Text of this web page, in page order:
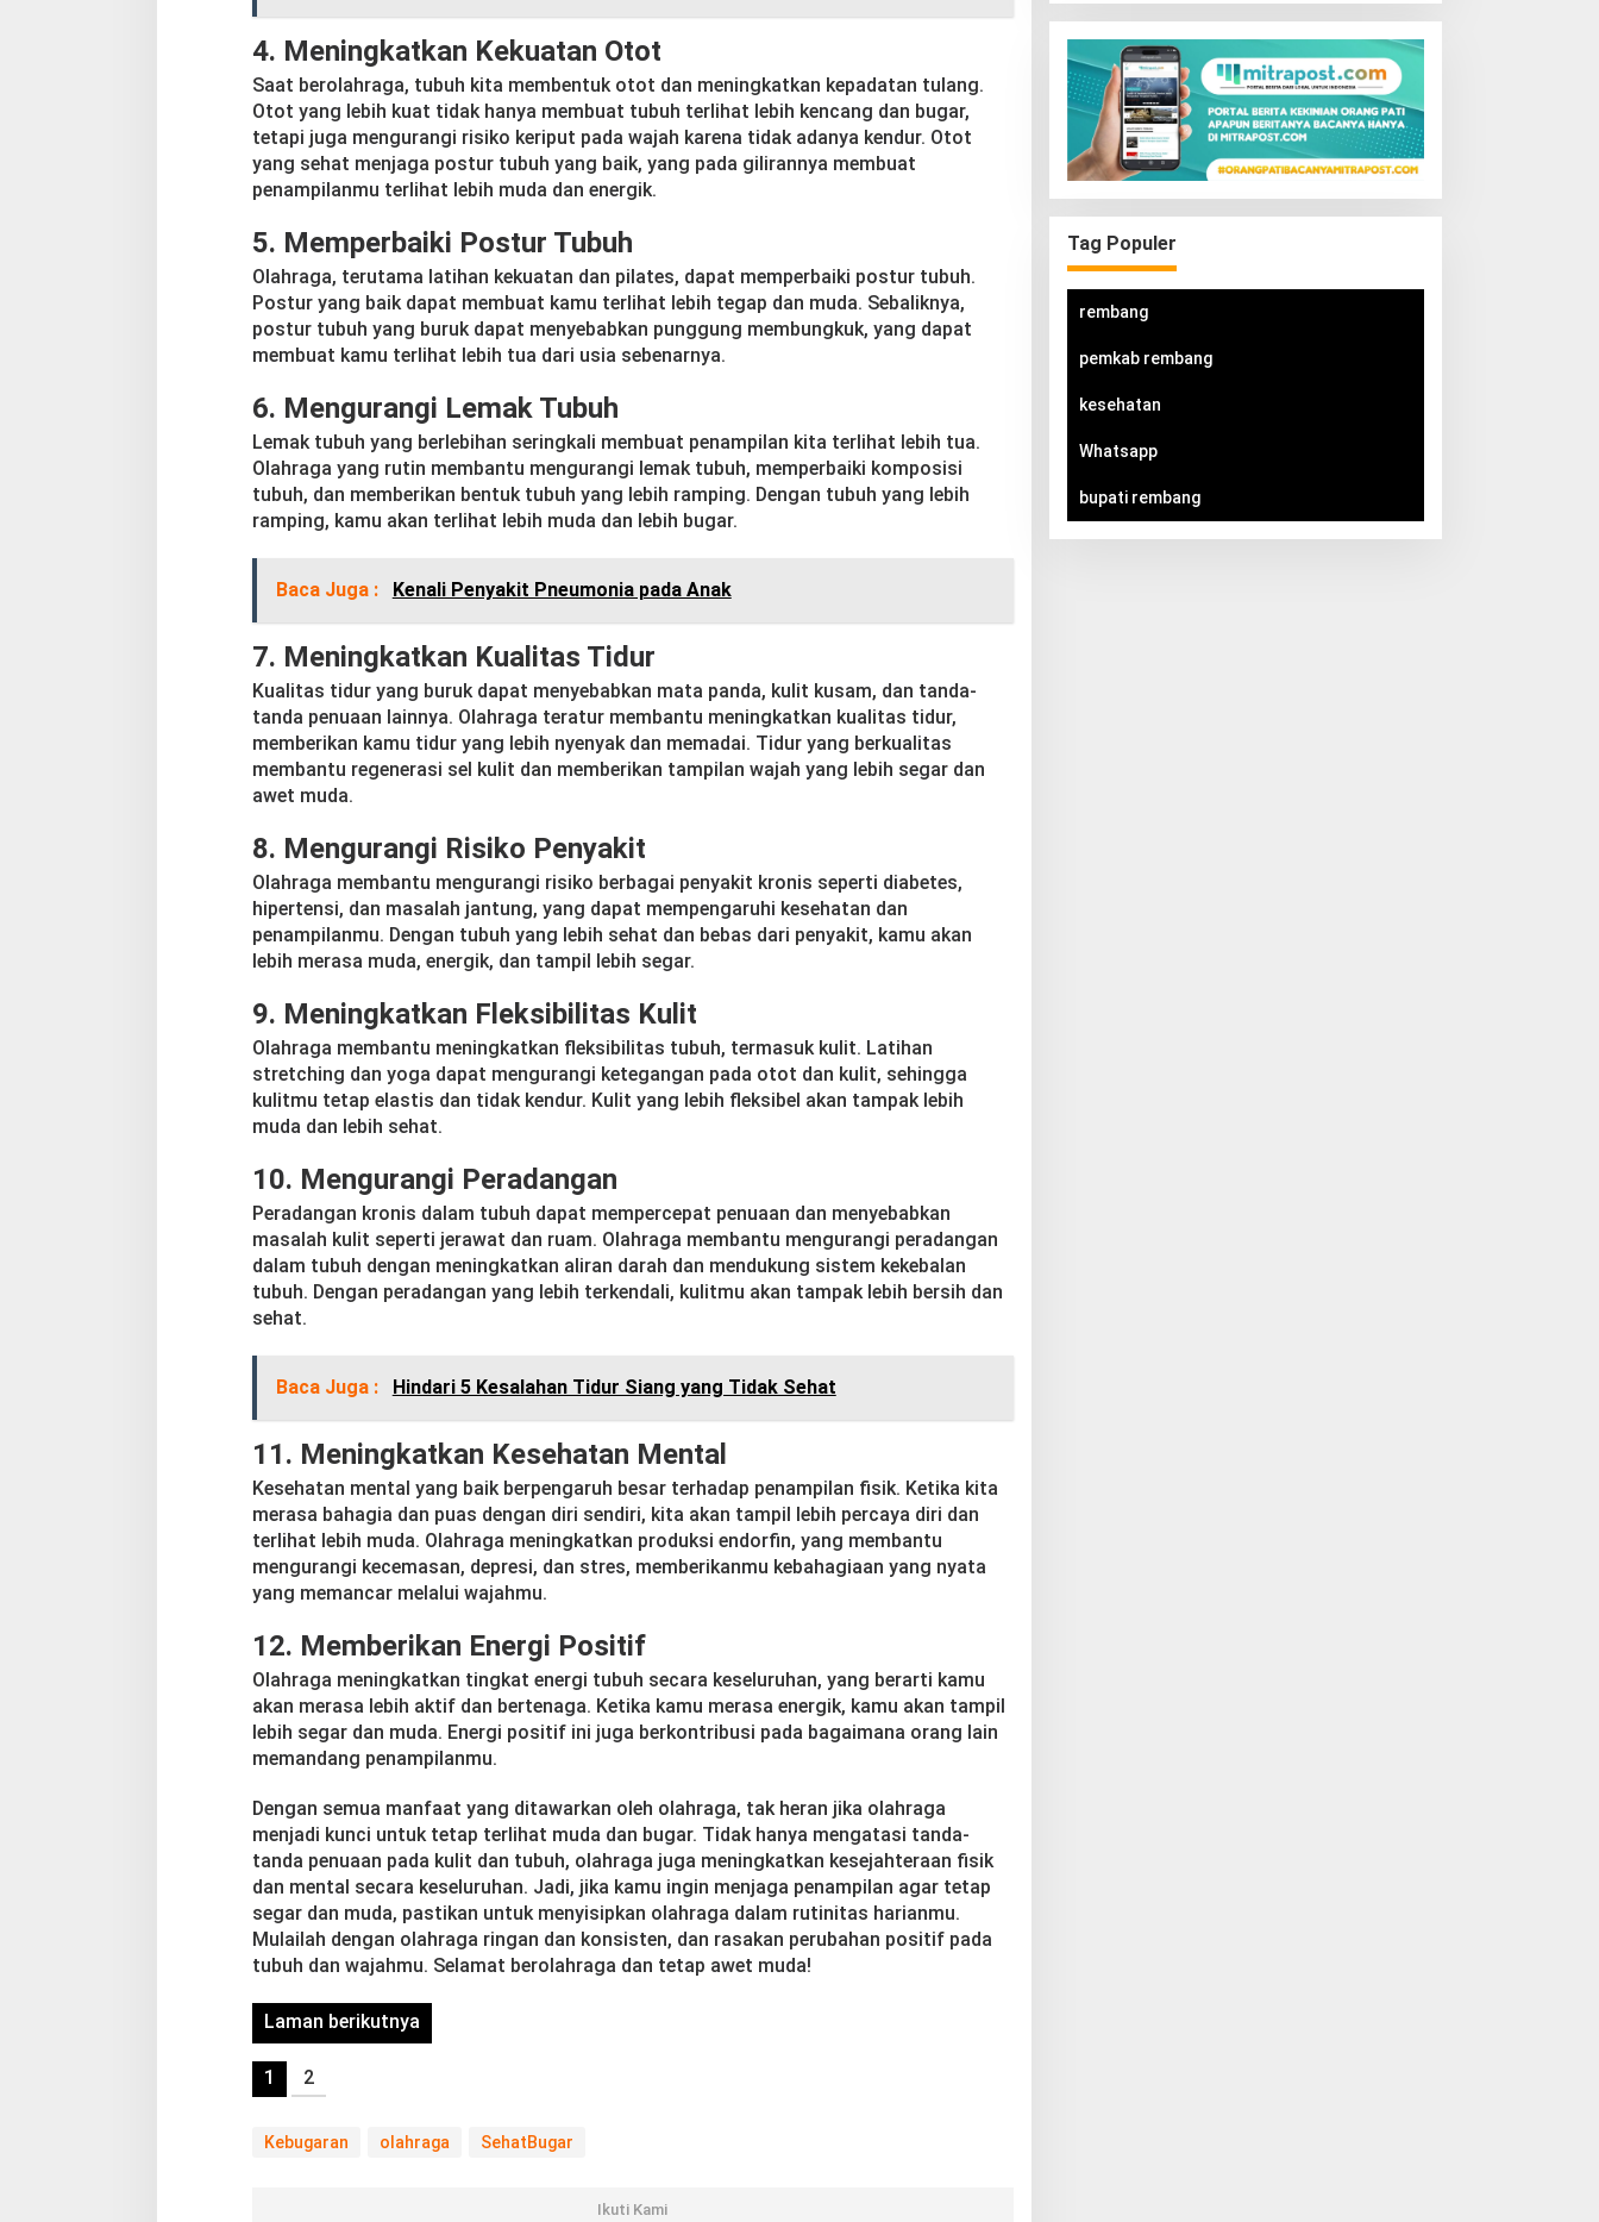
4. Meningkatkan Kekuatan Otot
Saat berolahraga, tubuh kita membentuk otot dan meningkatkan kepadatan tulang.
Otot yang lebih kuat tidak hanya membuat tubuh terlihat lebih kencang dan bugar,
tetapi juga mengurangi risiko keriput pada wajah karena tidak adanya kendur. Otot
yang sehat menjaga postur tubuh yang baik, yang pada gilirannya membuat
penampilanmu terlihat lebih muda dan energik.
5. Memperbaiki Postur Tubuh
Olahraga, terutama latihan kekuatan dan pilates, dapat memperbaiki postur tubuh.
Postur yang baik dapat membuat kamu terlihat lebih tegap dan muda. Sebaliknya,
postur tubuh yang buruk dapat menyebabkan punggung membungkuk, yang dapat
membuat kamu terlihat lebih tua dari usia sebenarnya.
6. Mengurangi Lemak Tubuh
Lemak tubuh yang berlebihan seringkali membuat penampilan kita terlihat lebih tua.
Olahraga yang rutin membantu mengurangi lemak tubuh, memperbaiki komposisi
tubuh, dan memberikan bentuk tubuh yang lebih ramping. Dengan tubuh yang lebih
ramping, kamu akan terlihat lebih muda dan lebih bugar.
Baca Juga : Kenali Penyakit Pneumonia pada Anak
7. Meningkatkan Kualitas Tidur
Kualitas tidur yang buruk dapat menyebabkan mata panda, kulit kusam, dan tanda-
tanda penuaan lainnya. Olahraga teratur membantu meningkatkan kualitas tidur,
memberikan kamu tidur yang lebih nyenyak dan memadai. Tidur yang berkualitas
membantu regenerasi sel kulit dan memberikan tampilan wajah yang lebih segar dan
awet muda.
8. Mengurangi Risiko Penyakit
Olahraga membantu mengurangi risiko berbagai penyakit kronis seperti diabetes,
hipertensi, dan masalah jantung, yang dapat mempengaruhi kesehatan dan
penampilanmu. Dengan tubuh yang lebih sehat dan bebas dari penyakit, kamu akan
lebih merasa muda, energik, dan tampil lebih segar.
9. Meningkatkan Fleksibilitas Kulit
Olahraga membantu meningkatkan fleksibilitas tubuh, termasuk kulit. Latihan
stretching dan yoga dapat mengurangi ketegangan pada otot dan kulit, sehingga
kulitmu tetap elastis dan tidak kendur. Kulit yang lebih fleksibel akan tampak lebih
muda dan lebih sehat.
10. Mengurangi Peradangan
Peradangan kronis dalam tubuh dapat mempercepat penuaan dan menyebabkan
masalah kulit seperti jerawat dan ruam. Olahraga membantu mengurangi peradangan
dalam tubuh dengan meningkatkan aliran darah dan mendukung sistem kekebalan
tubuh. Dengan peradangan yang lebih terkendali, kulitmu akan tampak lebih bersih dan
sehat.
Baca Juga : Hindari 5 Kesalahan Tidur Siang yang Tidak Sehat
11. Meningkatkan Kesehatan Mental
Kesehatan mental yang baik berpengaruh besar terhadap penampilan fisik. Ketika kita
merasa bahagia dan puas dengan diri sendiri, kita akan tampil lebih percaya diri dan
terlihat lebih muda. Olahraga meningkatkan produksi endorfin, yang membantu
mengurangi kecemasan, depresi, dan stres, memberikanmu kebahagiaan yang nyata
yang memancar melalui wajahmu.
12. Memberikan Energi Positif
Olahraga meningkatkan tingkat energi tubuh secara keseluruhan, yang berarti kamu
akan merasa lebih aktif dan bertenaga. Ketika kamu merasa energik, kamu akan tampil
lebih segar dan muda. Energi positif ini juga berkontribusi pada bagaimana orang lain
memandang penampilanmu.
Dengan semua manfaat yang ditawarkan oleh olahraga, tak heran jika olahraga
menjadi kunci untuk tetap terlihat muda dan bugar. Tidak hanya mengatasi tanda-
tanda penuaan pada kulit dan tubuh, olahraga juga meningkatkan kesejahteraan fisik
dan mental secara keseluruhan. Jadi, jika kamu ingin menjaga penampilan agar tetap
segar dan muda, pastikan untuk menyisipkan olahraga dalam rutinitas harianmu.
Mulailah dengan olahraga ringan dan konsisten, dan rasakan perubahan positif pada
tubuh dan wajahmu. Selamat berolahraga dan tetap awet muda!
Laman berikutnya
1 2
Kebugaran olahraga SehatBugar
Ikuti Kami
Tag Populer
rembang
pemkab rembang
kesehatan
Whatsapp
bupati rembang